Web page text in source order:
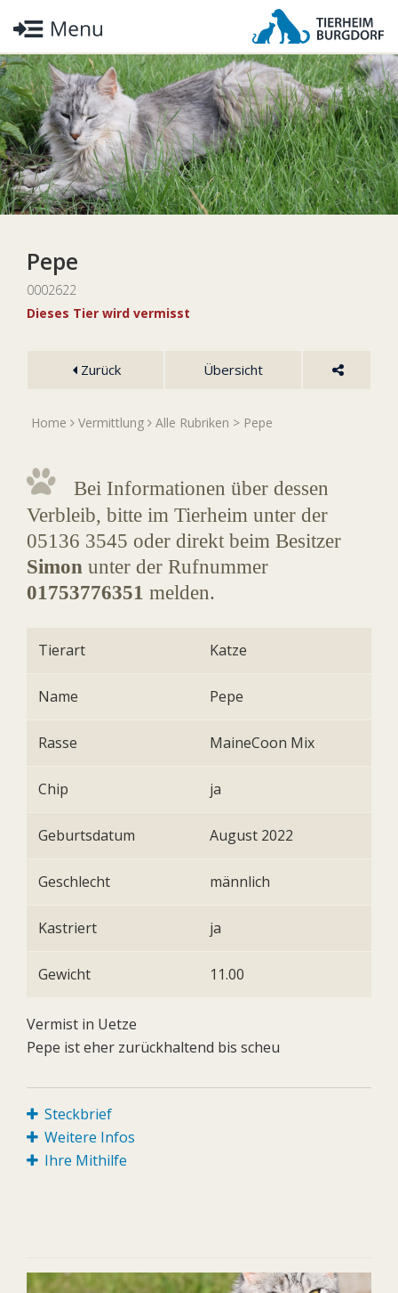
Pepe
0002622
Dieses Tier wird vermisst
Zurück Übersicht
Home Vermittlung Alle Rubriken > Pepe
Bei Informationen über dessen
Verbleib, bitte im Tierheim unter der
05136 3545 oder direkt beim Besitzer
Simon unter der Rufnummer
01753776351 melden.
Tierart Katze
Name Pepe
Rasse MaineCoon Mix
Chip ja
Geburtsdatum August 2022
Geschlecht männlich
Kastriert ja
Gewicht 11.00
Vermist in Uetze
Pepe ist eher zurückhaltend bis scheu
Steckbrief
Weitere Infos
Ihre Mithilfe